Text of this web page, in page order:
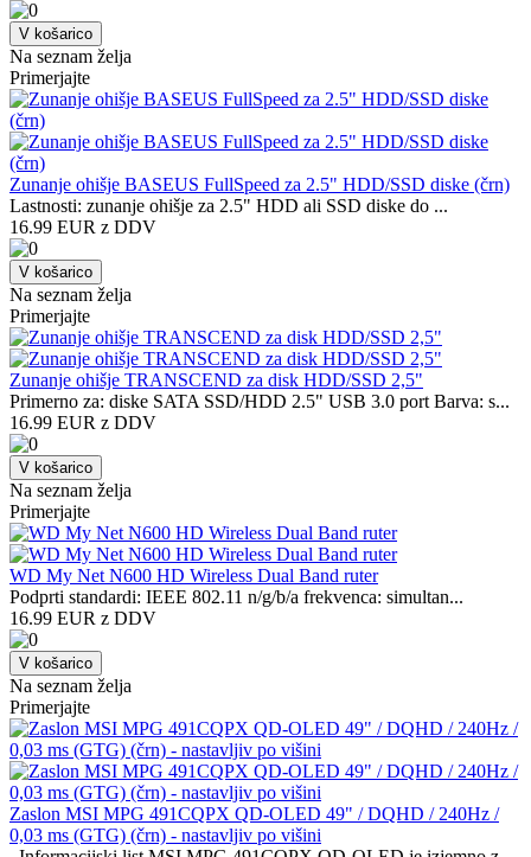
V košarico
Na seznam želja
Primerjajte
Zunanje ohišje BASEUS FullSpeed za 2.5" HDD/SSD diske (črn)
Lastnosti: zunanje ohišje za 2.5" HDD ali SSD diske do ...
16.99 EUR z DDV
V košarico
Na seznam želja
Primerjajte
Zunanje ohišje TRANSCEND za disk HDD/SSD 2,5"
Primerno za: diske SATA SSD/HDD 2.5" USB 3.0 port Barva: s...
16.99 EUR z DDV
V košarico
Na seznam želja
Primerjajte
WD My Net N600 HD Wireless Dual Band ruter
Podprti standardi: IEEE 802.11 n/g/b/a frekvenca: simultan...
16.99 EUR z DDV
V košarico
Na seznam želja
Primerjajte
Zaslon MSI MPG 491CQPX QD-OLED 49" / DQHD / 240Hz /
0,03 ms (GTG) (črn) - nastavljiv po višini